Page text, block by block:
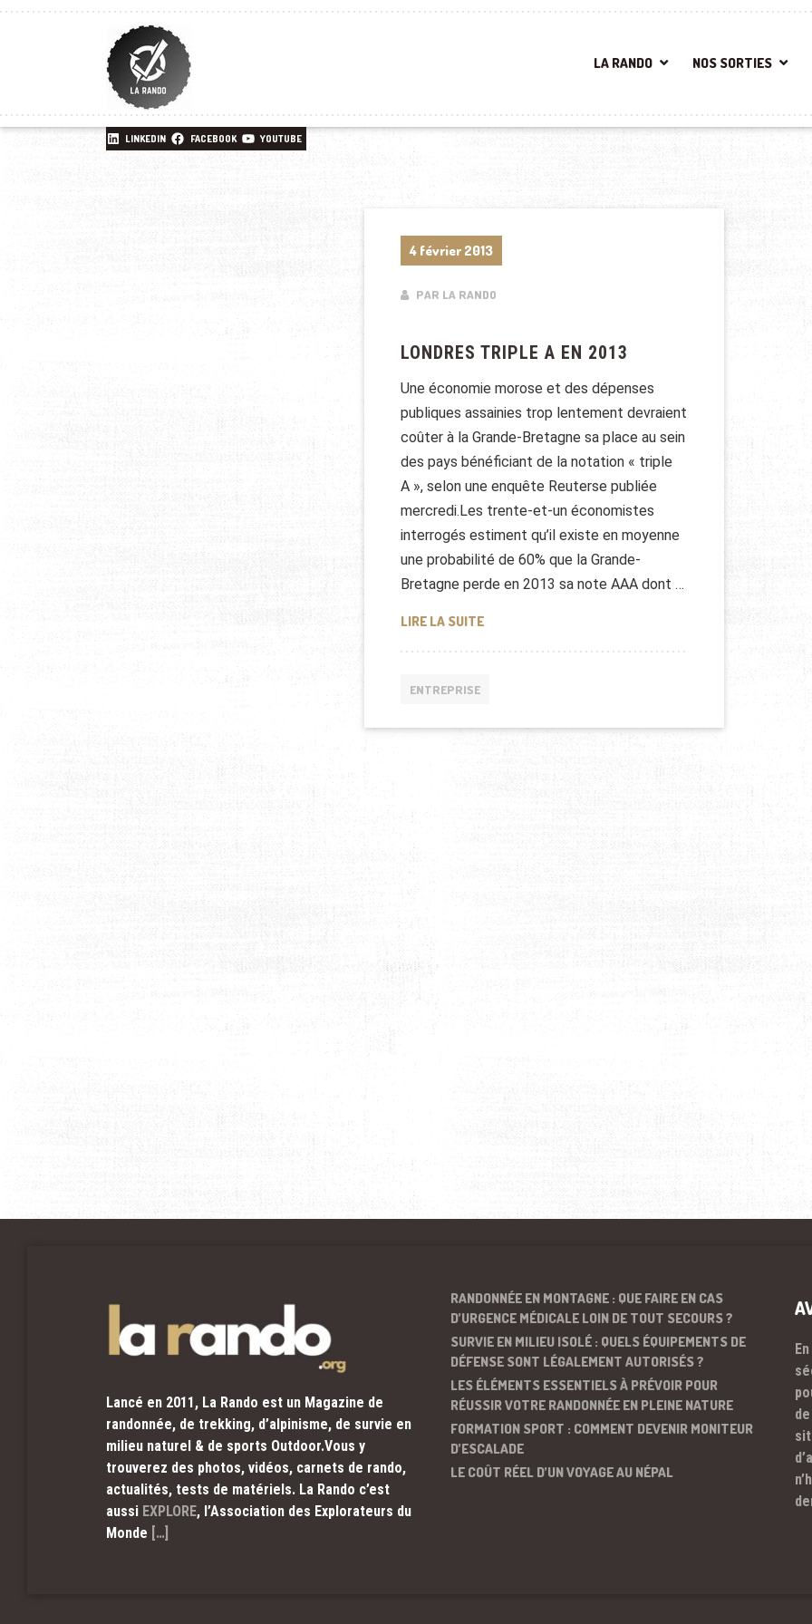
LA RANDO NOS SORTIES
LINKEDIN FACEBOOK YOUTUBE
4 février 2013
PAR LA RANDO
LONDRES TRIPLE A EN 2013
Une économie morose et des dépenses
publiques assainies trop lentement devraient
coûter à la Grande-Bretagne sa place au sein
des pays bénéficiant de la notation « triple
A », selon une enquête Reuterse publiée
mercredi.Les trente-et-un économistes
interrogés estiment qu’il existe en moyenne
une probabilité de 60% que la Grande-
Bretagne perde en 2013 sa note AAA dont …
LIRE LA SUITELONDRES TRIPLE A EN 2013
ENTREPRISE
Lancé en 2011, La Rando est un Magazine de
randonnée, de trekking, d’alpinisme, de survie en
milieu naturel & de sports Outdoor.Vous y
trouverez des photos, vidéos, carnets de rando,
actualités, tests de matériels. La Rando c’est
aussi EXPLORE, l’Association des Explorateurs du
Monde […]
RANDONNÉE EN MONTAGNE : QUE FAIRE EN CAS
D’URGENCE MÉDICALE LOIN DE TOUT SECOURS ?
SURVIE EN MILIEU ISOLÉ : QUELS ÉQUIPEMENTS DE
DÉFENSE SONT LÉGALEMENT AUTORISÉS ?
LES ÉLÉMENTS ESSENTIELS À PRÉVOIR POUR
RÉUSSIR VOTRE RANDONNÉE EN PLEINE NATURE
FORMATION SPORT : COMMENT DEVENIR MONITEUR
D’ESCALADE
LE COÛT RÉEL D’UN VOYAGE AU NÉPAL